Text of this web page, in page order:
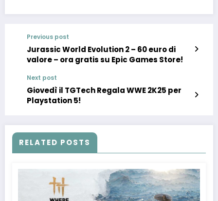
Previous post
Jurassic World Evolution 2 – 60 euro di
valore – ora gratis su Epic Games Store!
Next post
Giovedì il TGTech Regala WWE 2K25 per
Playstation 5!
RELATED POSTS